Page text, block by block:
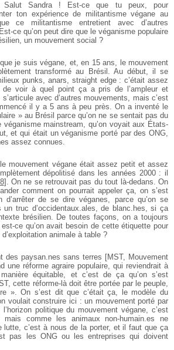
Salut Sandra ! Est-ce que tu peux, pour
ton expérience de militantisme végane au
ce militantisme entretient avec d’autres
ce qu’on peut dire que le véganisme populaire
un mouvement social ?
je suis végane, et, en 15 ans, le mouvement
transformé au Brésil. Au début, il se
punks, anars, straight edge : c’était assez
de voir à quel point ça a pris de l’ampleur et
avec d’autres mouvements, mais c’est
il y a 5 ans à peu près. On a inventé le
» au Brésil parce qu’on ne se sentait pas du
mainstream, qu’on voyait aux États-
et qui était un véganisme porté par des ONG,
assez connues.
mouvement végane était assez petit et assez
dépolitisé dans les années 2000 : il
8] . On ne se retrouvait pas du tout là-dedans. On
comment on pourrait appeler ça, on s’est
d’arrêter de se dire véganes, parce qu’on se
un truc d’occidentaux.ales, de blanc.hes, si ça
brésilien. De toutes façons, on a toujours
ce qu’on avait besoin de cette étiquette pour
animale à table ?
des paysan.nes sans terres [MST, Mouvement
une réforme agraire populaire, qui reviendrait à
équitable, et c’est de ça qu’on s’est
cette réforme-là doit être portée par le peuple,
». On s’est dit que c’était ça, le modèle du
voulait construire ici : un mouvement porté par
politique du mouvement végane, c’est
mais comme les animaux non-humain.es ne
lutte, c’est à nous de la porter, et il faut que ça
pas les ONG ou les entreprises qui doivent